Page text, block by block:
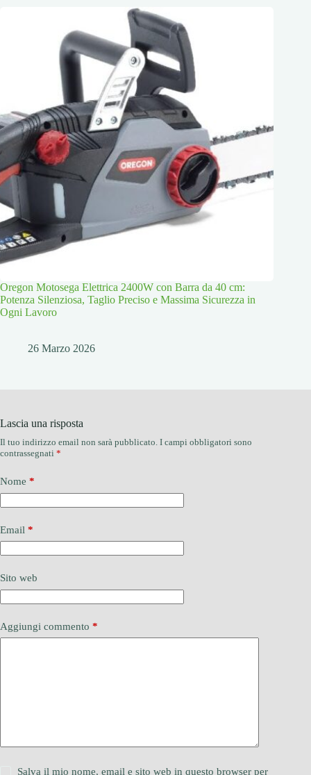
Oregon Motosega Elettrica 2400W con Barra da 40 cm:
Potenza Silenziosa, Taglio Preciso e Massima Sicurezza in
Ogni Lavoro
26 Marzo 2026
Lascia una risposta
Il tuo indirizzo email non sarà pubblicato. I campi obbligatori sono
contrassegnati *
Nome *
Email *
Sito web
Aggiungi commento *
Salva il mio nome, email e sito web in questo browser per